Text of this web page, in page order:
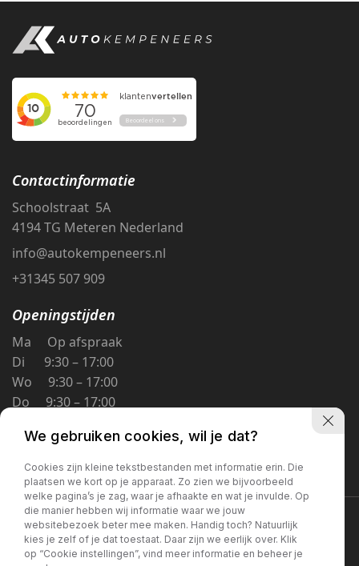
Contactinformatie
Schoolstraat 5A
4194 TG Meteren Nederland
info@autokempeneers.nl
+31345 507 909
Openingstijden
Ma Op afspraak
Di 9:30 – 17:00
Wo 9:30 – 17:00
Do 9:30 – 17:00
Za 9:30 – 16:00
Zo Gesloten
Privacybeleid
We gebruiken cookies, wil je dat?
Cookies zijn kleine tekstbestanden met informatie erin. Die
plaatsen we kort op je apparaat. Zo zien we bijvoorbeeld
welke pagina’s je zag, waar je afhaakte en wat je invulde. Op
die manier hebben wij informatie waar we jouw
websitebezoek beter mee maken. Handig toch? Natuurlijk
kies je zelf of je dat toestaat. Daar zijn we eerlijk over. Klik
op “Cookie instellingen”, vind meer informatie en beheer je